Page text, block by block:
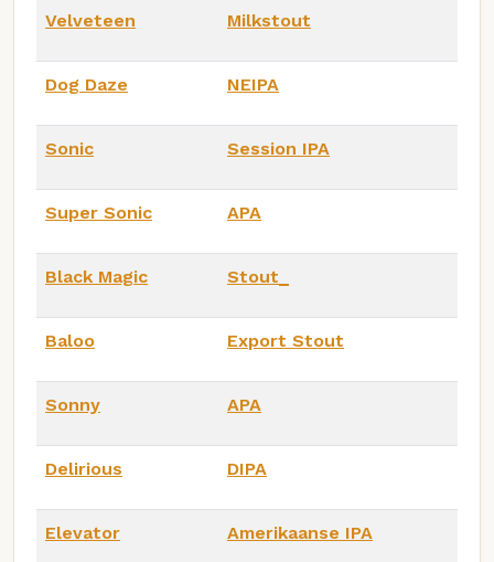
Velveteen Milkstout
Dog Daze NEIPA
Sonic Session IPA
Super Sonic APA
Black Magic Stout_
Baloo Export Stout
Sonny APA
Delirious DIPA
Elevator Amerikaanse IPA